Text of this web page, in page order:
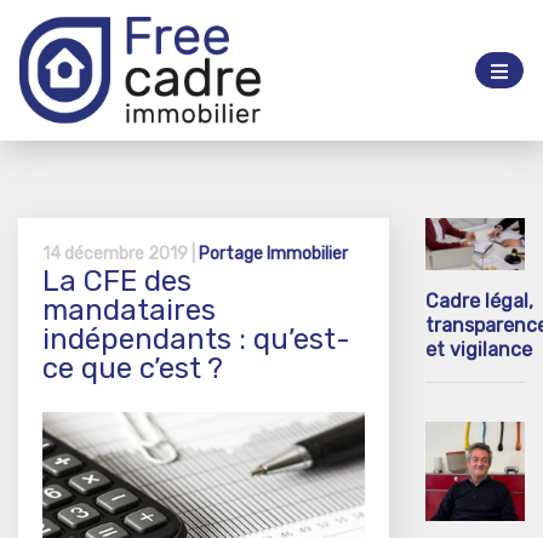
14 décembre 2019 | Portage Immobilier
La CFE des
mandataires
indépendants : qu’est-
ce que c’est ?
Cadre légal,
et vigilance